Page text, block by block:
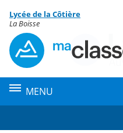
Menu de la rubrique
Contenu
Lycée de la Côtière
La Boisse
MENU